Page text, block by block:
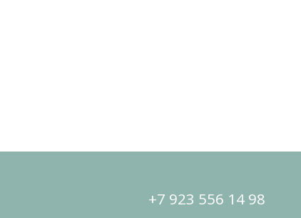
+7 923 556 14 98